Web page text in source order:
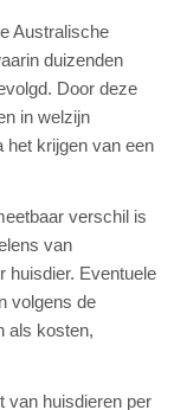
Australische
duizenden
Door deze
in welzijn
het krijgen van een
verschil is
van
huisdier. Eventuele
volgens de
als kosten,
van huisdieren per